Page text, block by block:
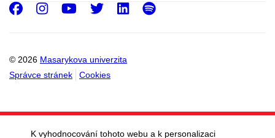
© 2026 Masarykova univerzita
Správce stránek
Cookies
Facebook
Instagram
Youtube
Twitter
LinkedIn
Spotify
K vyhodnocování tohoto webu a k personalizaci